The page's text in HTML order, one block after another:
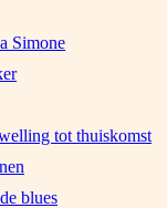
Simone
tot thuiskomst
blues